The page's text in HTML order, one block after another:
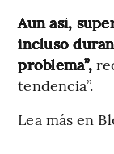
Aun así,
incluso
problema”,
tendencia”.
Lea más en